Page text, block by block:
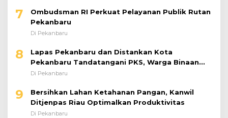
7
Ombudsman RI Perkuat Pelayanan Publik Rutan
Pekanbaru
Di Pekanbaru
8
Lapas Pekanbaru dan Distankan Kota
Pekanbaru Tandatangani PKS, Warga Binaan
Dibekali Keterampilan Peternakan Ayam Petelur
Di Pekanbaru
9
Bersihkan Lahan Ketahanan Pangan, Kanwil
Ditjenpas Riau Optimalkan Produktivitas
Di Pekanbaru